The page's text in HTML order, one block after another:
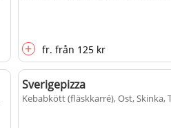
+ fr. från 125 kr
Sverigepizza
Kebabkött (fläskkarré), Ost, Skinka,